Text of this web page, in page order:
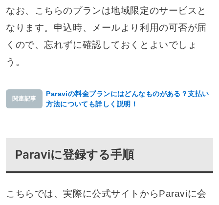
なお、こちらのプランは地域限定のサービスと
なります。申込時、メールより利用の可否が届
くので、忘れずに確認しておくとよいでしょ
う。
関連記事
Paraviの料金プランにはどんなものがある？支払い
方法についても詳しく説明！
Paraviに登録する手順
こちらでは、実際に公式サイトからParaviに会